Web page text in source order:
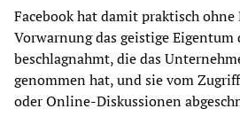
Facebook hat damit praktisch ohne
Vorwarnung das geistige Eigentum
beschlagnahmt, die das
genommen hat, und sie vom
oder Online-Diskussionen